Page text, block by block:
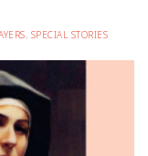
, SPECIAL STORIES